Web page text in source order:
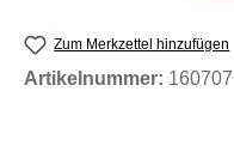
Zum Merkzettel hinzufügen
Artikelnummer: 160707